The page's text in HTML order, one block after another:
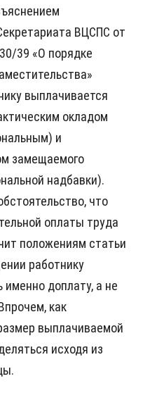
ВЦСПС от
39 «О порядке
выплачивается
окладом
и
замещаемого
надбавки).
что
оплаты труда
положениям статьи
работнику
доплату, а не
как
выплачиваемой
исходя из